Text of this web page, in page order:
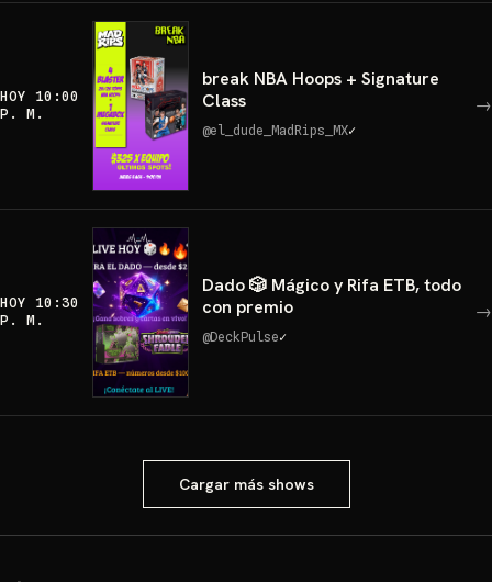
HOY 10:00
P. M.
break NBA Hoops + Signature
Class
@el_dude_MadRips_MX✓
→
HOY 10:30
P. M.
Dado 🎲 Mágico y Rifa ETB, todo
con premio
@DeckPulse✓
→
Cargar más shows